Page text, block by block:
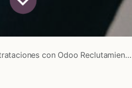
con Odoo Reclutamiento